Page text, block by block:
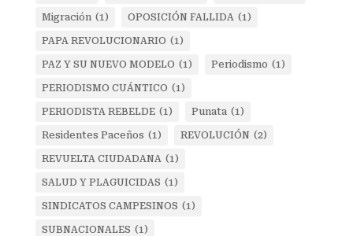
Migración (1) OPOSICIÓN FALLIDA (1)
PAPA REVOLUCIONARIO (1)
PAZ Y SU NUEVO MODELO (1) Periodismo (1)
PERIODISMO CUÁNTICO (1)
PERIODISTA REBELDE (1) Punata (1)
Residentes Paceños (1) REVOLUCIÓN (2)
REVUELTA CIUDADANA (1)
SALUD Y PLAGUICIDAS (1)
SINDICATOS CAMPESINOS (1)
SUBNACIONALES (1)